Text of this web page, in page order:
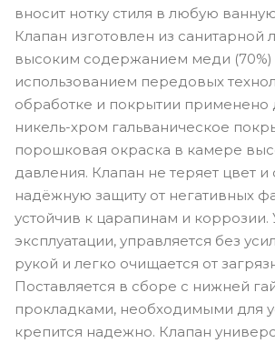
вносит нотку стиля в любую
Клапан изготовлен из санитарной
высоким содержанием меди (70%)
использованием передовых
обработке и покрытии применено
никель-хром гальваническое
порошковая окраска в камере
давления. Клапан не теряет цвет и
надёжную защиту от негативных
устойчив к царапинам и коррозии.
эксплуатации, управляется без
рукой и легко очищается от
Поставляется в сборе с нижней
прокладками, необходимыми для
крепится надежно. Клапан